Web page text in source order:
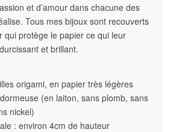
et d’amour dans chacune des
Tous mes bijoux sont recouverts
qui protège le papier ce qui leur
et brillant.
origami, en papier très légères
(en laiton, sans plomb, sans
nickel)
: environ 4cm de hauteur